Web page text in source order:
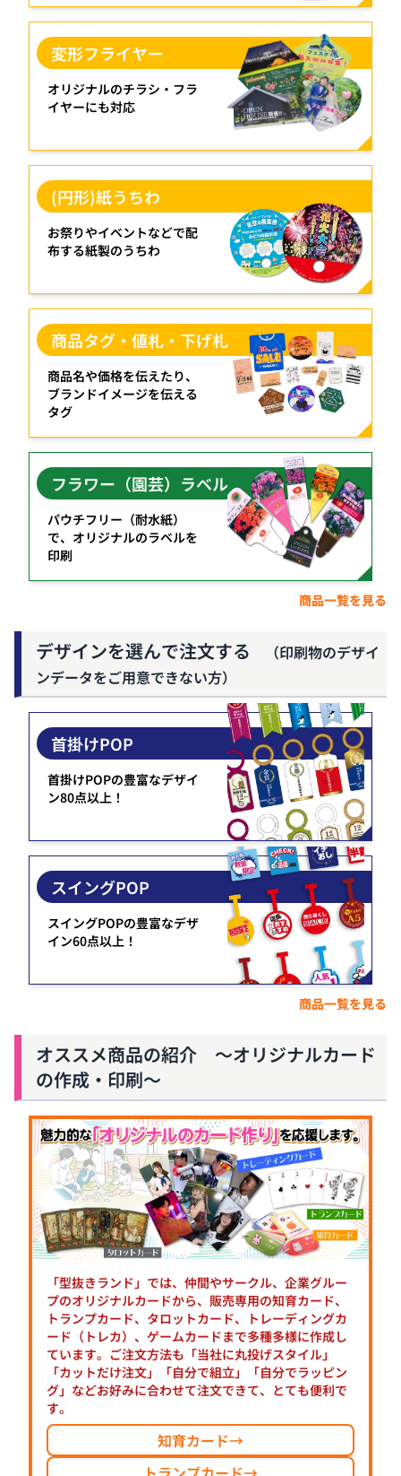
変形フライヤー
オリジナルのチラシ・フラ
イヤーにも対応
(円形)紙うちわ
お祭りやイベントなどで配
布する紙製のうちわ
商品タグ・値札・下げ札
商品名や価格を伝えたり、
ブランドイメージを伝える
タグ
フラワー（園芸）ラベル
パウチフリー（耐水紙）
で、オリジナルのラベルを
印刷
商品一覧を見る
デザインを選んで注文する
（印刷物のデザイ
ンデータをご用意できない方）
首掛けPOP
首掛けPOPの豊富なデザイ
ン80点以上！
スイングPOP
スイングPOPの豊富なデザ
イン60点以上！
商品一覧を見る
オススメ商品の紹介 ～オリジナルカード
の作成・印刷～
「型抜きランド」では、仲間やサークル、企業グルー
プのオリジナルカードから、販売専用の知育カード、
トランプカード、タロットカード、トレーディングカ
ード（トレカ）、ゲームカードまで多種多様に作成し
ています。ご注文方法も「当社に丸投げスタイル」
「カットだけ注文」「自分で組立」「自分でラッピン
グ」などお好みに合わせて注文できて、とても便利で
す。
知育カード→